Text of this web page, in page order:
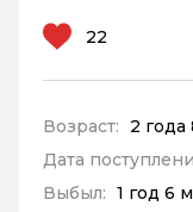
22
Возраст:
2
Дата
Выбыл: 1 год 6